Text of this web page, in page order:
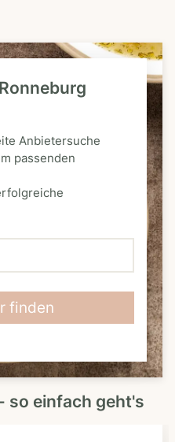
Anbietersuche
passenden
finden
so einfach geht's